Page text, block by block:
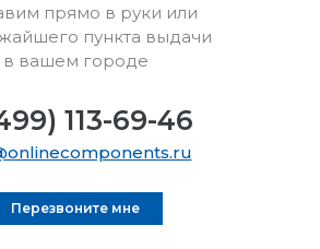
прямо в руки или
пункта выдачи
в вашем городе
113-69-46
Перезвоните мне